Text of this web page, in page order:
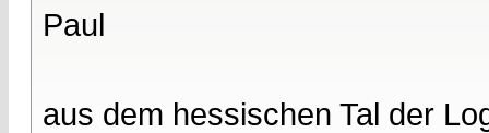
Paul
aus dem hessischen Tal der